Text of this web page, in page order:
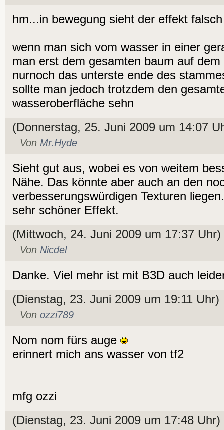
hm...in bewegung sieht der effekt
wenn man sich vom wasser in einer
man erst dem gesamten baum auf
nurnoch das unterste ende des
sollte man jedoch trotzdem den
wasseroberfläche sehn
(Donnerstag, 25. Juni 2009 um 14:07
Von Mr.Hyde
Sieht gut aus, wobei es von weitem
Nähe. Das könnte aber auch an den
verbesserungswürdigen Texturen
sehr schöner Effekt.
(Mittwoch, 24. Juni 2009 um 17:37 Uhr)
Von Nicdel
Danke. Viel mehr ist mit B3D auch
(Dienstag, 23. Juni 2009 um 19:11 Uhr)
Von ozzi789
Nom nom fürs auge
erinnert mich ans wasser von tf2
mfg ozzi
(Dienstag, 23. Juni 2009 um 17:48 Uhr)